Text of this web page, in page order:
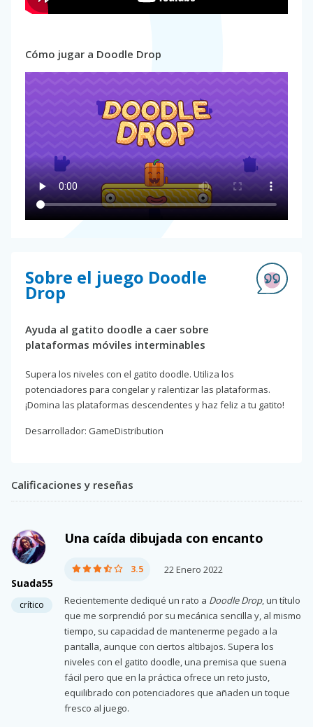
Cómo jugar a Doodle Drop
Sobre el juego Doodle
Drop
Ayuda al gatito doodle a caer sobre
plataformas móviles interminables
Supera los niveles con el gatito doodle. Utiliza los
potenciadores para congelar y ralentizar las plataformas.
¡Domina las plataformas descendentes y haz feliz a tu gatito!
Desarrollador: GameDistribution
Calificaciones y reseñas
Suada55
crítico
Una caída dibujada con encanto
3.5 22 Enero 2022
Recientemente dediqué un rato a Doodle Drop, un título
que me sorprendió por su mecánica sencilla y, al mismo
tiempo, su capacidad de mantenerme pegado a la
pantalla, aunque con ciertos altibajos. Supera los
niveles con el gatito doodle, una premisa que suena
fácil pero que en la práctica ofrece un reto justo,
equilibrado con potenciadores que añaden un toque
fresco al juego.